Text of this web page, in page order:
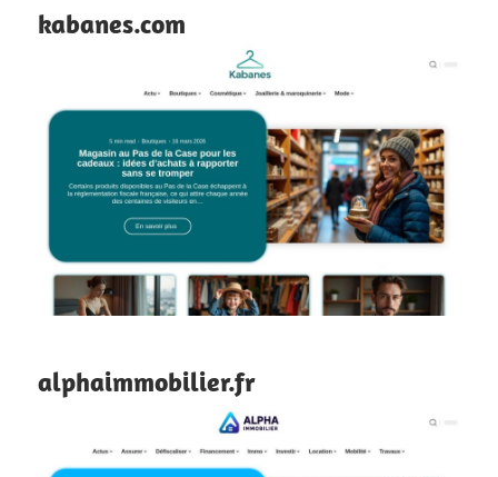
kabanes.com
alphaimmobilier.fr